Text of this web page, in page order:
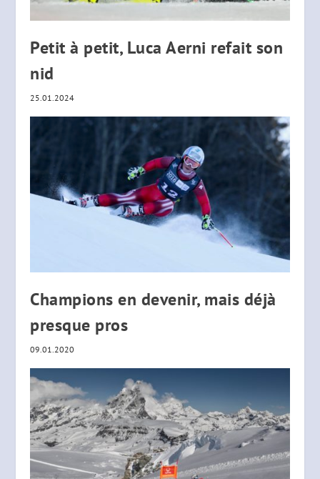
Petit à petit, Luca Aerni refait son
nid
25.01.2024
Champions en devenir, mais déjà
presque pros
09.01.2020